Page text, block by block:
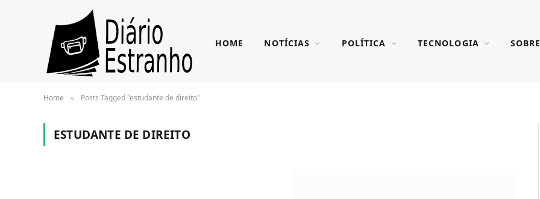
HOME NOTÍCIAS POLÍTICA TECNOLOGIA
Home » Posts Tagged "estudante de direito"
ESTUDANTE DE DIREITO